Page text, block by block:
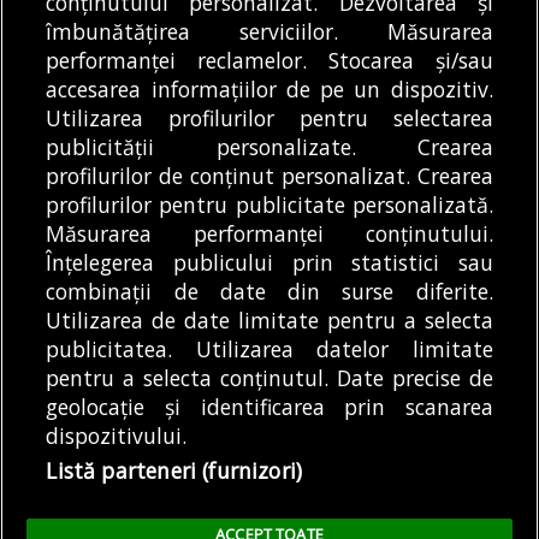
Știri
Restricții de circulație pe Strada Witting. Se
fac lucrări la rețeaua de termoficare
MODIFICĂ SETĂRILE COOKIES
© Copyright 2025 - Buletin de București.
Găzduit dePresslabs.com. Powered by TRS Design.
Despre
Noi
Media
Kit
Politică De
Confidențialitate
Cookie
Policy (EU)
Cookie
Policy
Tweet
Facebook
Share this selection
Tweet
îmbunătățirea serviciilor. Măsurarea
performanței reclamelor. Stocarea și/sau
accesarea informațiilor de pe un dispozitiv.
Utilizarea profilurilor pentru selectarea
publicității personalizate. Crearea
profilurilor de conținut personalizat. Crearea
profilurilor pentru publicitate personalizată.
Măsurarea performanței conținutului.
Înțelegerea publicului prin statistici sau
combinații de date din surse diferite.
Utilizarea de date limitate pentru a selecta
publicitatea. Utilizarea datelor limitate
pentru a selecta conținutul. Date precise de
geolocație și identificarea prin scanarea
dispozitivului.
Listă parteneri (furnizori)
ACCEPT TOATE